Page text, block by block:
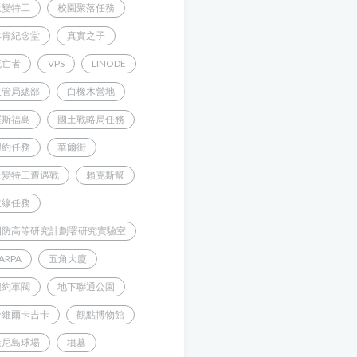
特工 校園聚落任務
紀念堂 真實之子
者 VPS LINODE
局總部 白橡木營地
福島 國土戰略局任務
任務 華爾街
特工遭遇戰 賴克斯幫
任務
高等研究計劃署研究實驗室
五角大廈
軍閥 地下聯通公園
爾卡吉卡 觀點博物館
島球場 墳墓